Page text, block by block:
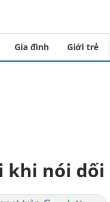
Gia đình Giới trẻ
khi nói dối